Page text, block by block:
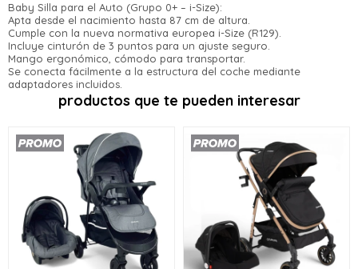
Baby Silla para el Auto (Grupo 0+ – i-Size):
Apta desde el nacimiento hasta 87 cm de altura.
Cumple con la nueva normativa europea i-Size (R129).
Incluye cinturón de 3 puntos para un ajuste seguro.
Mango ergonómico, cómodo para transportar.
Se conecta fácilmente a la estructura del coche mediante
adaptadores incluidos.
productos que te pueden interesar
Día Mes Año
Continuar
puede variar por comercio